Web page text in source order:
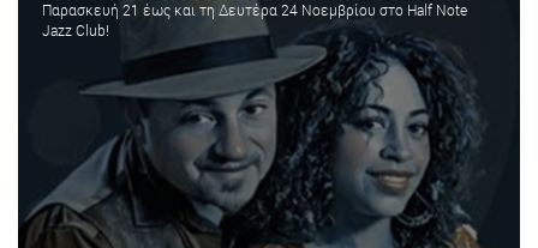
Παρασκευή 21 έως και τη Δευτέρα 24 Νοεμβρίου στο Half Note
Jazz Club!